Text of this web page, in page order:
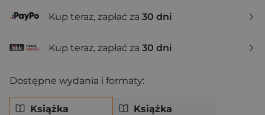
Kup teraz, zapłać za 30 dni
Kup teraz, zapłać za 30 dni
Dostępne wydania i formaty:
Książka Książka